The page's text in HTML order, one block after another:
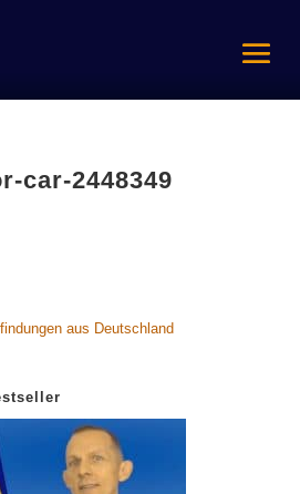
car-2448349